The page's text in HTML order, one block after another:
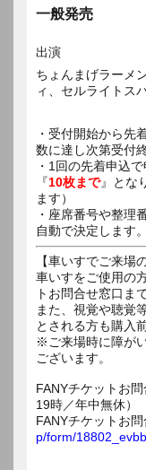
一般発売
出演
ちょんまげラーメ
ィ、セルライトス
・受付開始から先
数に達し次第受付
・1回の先着申込
『10枚まで』とな
ます）
・座席番号や整理
自動で決定します。
【車いすでご来場
車いすをご使用の
トお問合せ窓口ま
また、視覚や聴覚
とされる方も購入
※ご来場時に障が
ございます。
FANYチケットお
19時／年中無休）
FANYチケットお
p/form/